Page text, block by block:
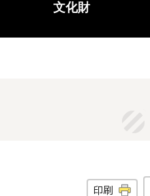
文化財
印刷